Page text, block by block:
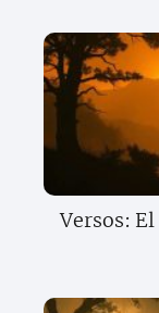
Versos: El